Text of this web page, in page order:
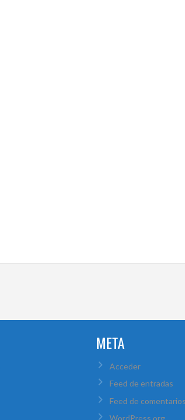
META
Acceder
Feed de entradas
Feed de comentarios